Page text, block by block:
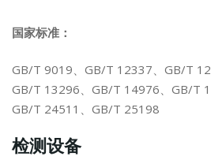
国家标准：
GB/T 9019、GB/T 12337、GB/T
GB/T 13296、GB/T 14976、GB/T
GB/T 24511、GB/T 25198
检测设备